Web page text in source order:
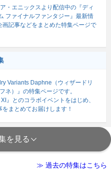
・エニックスより配信中の『ディ
ファイナルファンタジー』最新情
画記事などをまとめた特集ページで
Variants Daphne（ウィザードリ
ネ）』の特集ページです。
XI』とのコラボイベントをはじめ、
まとめてお届けします！
を見る
≫ 過去の特集はこちら